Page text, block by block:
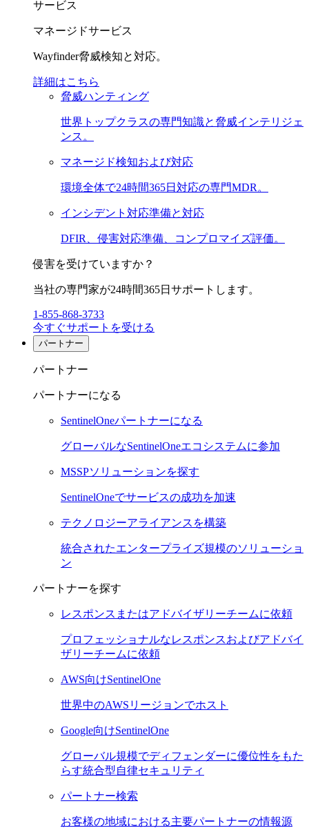
サービス
マネージドサービス
Wayfinder脅威検知と対応。
詳細はこちら
脅威ハンティング
世界トップクラスの専門知識と脅威インテリジェ
ンス。
マネージド検知および対応
環境全体で24時間365日対応の専門MDR。
インシデント対応準備と対応
DFIR、侵害対応準備、コンプロマイズ評価。
侵害を受けていますか？
当社の専門家が24時間365日サポートします。
1-855-868-3733
今すぐサポートを受ける
パートナー
パートナー
パートナーになる
SentinelOneパートナーになる
グローバルなSentinelOneエコシステムに参加
MSSPソリューションを探す
SentinelOneでサービスの成功を加速
テクノロジーアライアンスを構築
統合されたエンタープライズ規模のソリューショ
ン
パートナーを探す
レスポンスまたはアドバイザリーチームに依頼
プロフェッショナルなレスポンスおよびアドバイ
ザリーチームに依頼
AWS向けSentinelOne
世界中のAWSリージョンでホスト
Google向けSentinelOne
グローバル規模でディフェンダーに優位性をもた
らす統合型自律セキュリティ
パートナー検索
お客様の地域における主要パートナーの情報源